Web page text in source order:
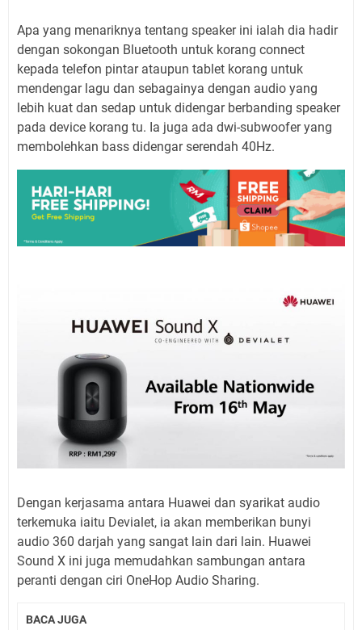
Apa yang menariknya tentang speaker ini ialah dia hadir
dengan sokongan Bluetooth untuk korang connect
kepada telefon pintar ataupun tablet korang untuk
mendengar lagu dan sebagainya dengan audio yang
lebih kuat dan sedap untuk didengar berbanding speaker
pada device korang tu. Ia juga ada dwi-subwoofer yang
membolehkan bass didengar serendah 40Hz.
Dengan kerjasama antara Huawei dan syarikat audio
terkemuka iaitu Devialet, ia akan memberikan bunyi
audio 360 darjah yang sangat lain dari lain. Huawei
Sound X ini juga memudahkan sambungan antara
peranti dengan ciri OneHop Audio Sharing.
BACA JUGA